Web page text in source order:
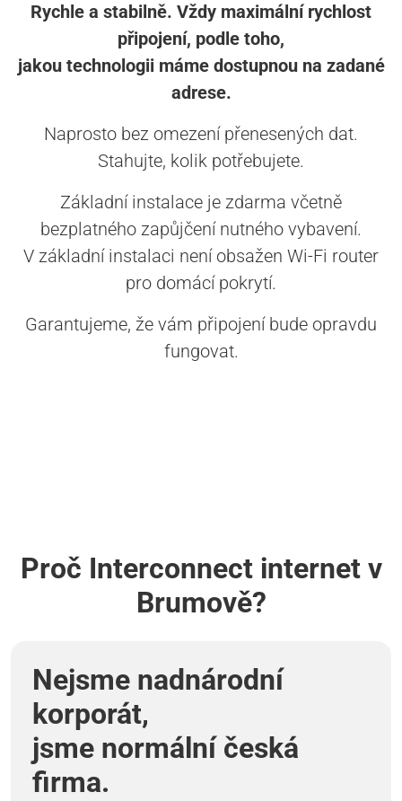
Rychle a stabilně. Vždy maximální rychlost
připojení, podle toho,
jakou technologii máme dostupnou na zadané
adrese.
Naprosto bez omezení přenesených dat.
Stahujte, kolik potřebujete.
Základní instalace je zdarma včetně
bezplatného zapůjčení nutného vybavení.
V základní instalaci není obsažen Wi-Fi router
pro domácí pokrytí.
Garantujeme, že vám připojení bude opravdu
fungovat.
Proč Interconnect internet v
Brumově?
Nejsme nadnárodní
korporát,
jsme normální česká
firma.